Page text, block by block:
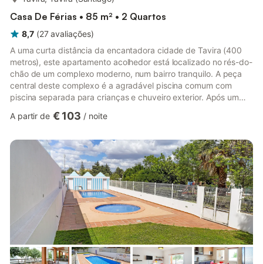
Casa De Férias • 85 m² • 2 Quartos
8,7 (27 avaliações)
A uma curta distância da encantadora cidade de Tavira (400
metros), este apartamento acolhedor está localizado no rés-do-
chão de um complexo moderno, num bairro tranquilo. A peça
central deste complexo é a agradável piscina comum com
piscina separada para crianças e chuveiro exterior. Após um
espreguiçadeiras do terraço. Ao redor da piscina existe
está bem conservado no interior e dispõe de comodidades de
luxo, como uma casa de banho com jacuzzi e um churrasco no
seu pátio privativo...
A partir de € 103 / noite